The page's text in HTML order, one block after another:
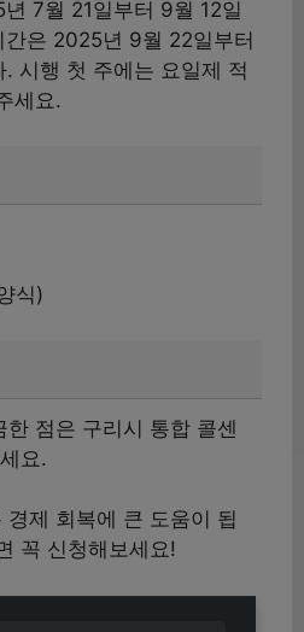
7월 21일부터 9월 12일
은 2025년 9월 22일부터
시행 첫 주에는 요일제 적
세요.
식)
점은 구리시 통합 콜센
요.
경제 회복에 큰 도움이 됩
꼭 신청해보세요!